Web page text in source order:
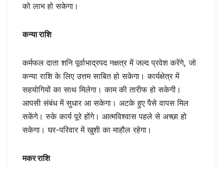
को लाभ हो सकेगा।
कन्या राशि
कर्मफल दाता शनि पूर्वाभाद्रपद नक्षत्र में जल्द प्रवेश करेंगे, जो
कन्या राशि के लिए उत्तम साबित हो सकेगा। कार्यक्षेत्र में
सहयोगियों का साथ मिलेगा। काम की तारीफ हो सकेगी।
आपसी संबंध में सुधार आ सकेगा। अटके हुए पैसे वापस मिल
सकेंगे। रुके कार्य पूरे होंगे। आत्मविश्वास पहले से अच्छा हो
सकेगा। घर-परिवार में खुशी का माहौल रहेगा।
मकर राशि